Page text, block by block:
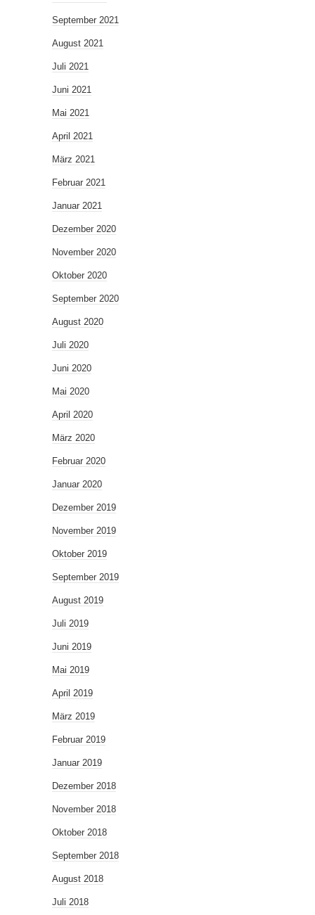
September 2021
August 2021
Juli 2021
Juni 2021
Mai 2021
April 2021
März 2021
Februar 2021
Januar 2021
Dezember 2020
November 2020
Oktober 2020
September 2020
August 2020
Juli 2020
Juni 2020
Mai 2020
April 2020
März 2020
Februar 2020
Januar 2020
Dezember 2019
November 2019
Oktober 2019
September 2019
August 2019
Juli 2019
Juni 2019
Mai 2019
April 2019
März 2019
Februar 2019
Januar 2019
Dezember 2018
November 2018
Oktober 2018
September 2018
August 2018
Juli 2018